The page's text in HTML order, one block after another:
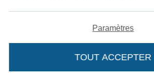
Paramètres
TOUT ACCEPTER